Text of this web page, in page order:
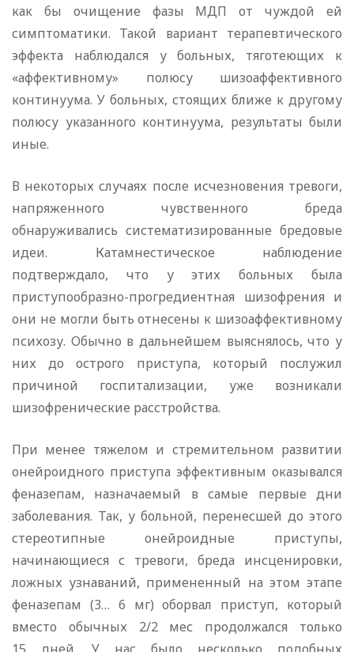
как бы очищение фазы МДП от чуждой ей
симптоматики. Такой вариант терапевтического
эффекта наблюдался у больных, тяготеющих к
«аффективному» полюсу шизоаффективного
континуума. У больных, стоящих ближе к другому
полюсу указанного континуума, результаты были
иные.
В некоторых случаях после исчезновения тревоги,
напряженного чувственного бреда
обнаруживались систематизированные бредовые
идеи. Катамнестическое наблюдение
подтверждало, что у этих больных была
приступообразно-прогредиентная шизофрения и
они не могли быть отнесены к шизоаффективному
психозу. Обычно в дальнейшем выяснялось, что у
них до острого приступа, который послужил
причиной госпитализации, уже возникали
шизофренические расстройства.
При менее тяжелом и стремительном развитии
онейроидного приступа эффективным оказывался
феназепам, назначаемый в самые первые дни
заболевания. Так, у больной, перенесшей до этого
стереотипные онейроидные приступы,
начинающиеся с тревоги, бреда инсценировки,
ложных узнаваний, примененный на этом этапе
феназепам (3… 6 мг) оборвал приступ, который
вместо обычных 2/2 мес продолжался только